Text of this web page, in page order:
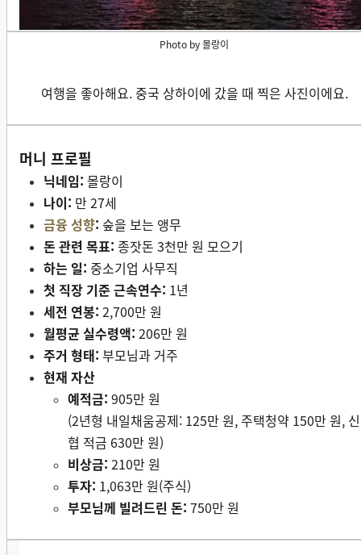
Photo by 몰랑이
여행을 좋아해요. 중국 상하이에 갔을 때 찍은 사진이에요.
머니 프로필
닉네임: 몰랑이
나이: 만 27세
금융 성향: 숲을 보는 앵무
돈 관련 목표: 종잣돈 3천만 원 모으기
하는 일: 중소기업 사무직
첫 직장 기준 근속연수: 1년
세전 연봉: 2,700만원
월평균 실수령액: 206만 원
주거 형태: 부모님과 거주
현재 자산
예적금: 905만 원
(2년형 내일채움공제: 125만 원, 주택청약 150만 원, 신
협 적금 630만 원)
비상금: 210만 원
투자: 1,063만 원(주식)
부모님께 빌려드린 돈: 750만 원